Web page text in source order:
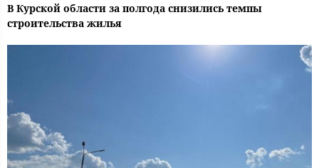
В Курской области за полгода снизились темпы
строительства жилья